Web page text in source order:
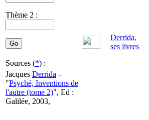
Thème 2 :
Derrida,
ses livres
Sources (*) :
Jacques Derrida -
"Psyché, Inventions de
l'autre (tome 2)", Ed :
Galilée, 2003,